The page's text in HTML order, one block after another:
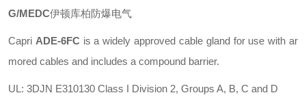
G/MEDC伊顿库柏防爆电气
Capri ADE-6FC is a widely approved cable gland for use with ar
mored cables and includes a compound barrier.
UL: 3DJN E310130 Class I Division 2, Groups A, B, C and D